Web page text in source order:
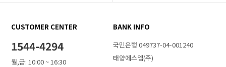
CUSTOMER CENTER
1544-4294
월,금: 10:00 ~ 16:30
BANK INFO
국민은행 049737-04-001240
태양에스엠(주)